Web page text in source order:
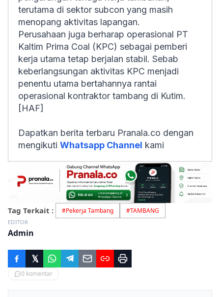
terutama di sektor subcon yang masih
menopang aktivitas lapangan.
Perusahaan juga berharap operasional PT
Kaltim Prima Coal (KPC) sebagai pemberi
kerja utama tetap berjalan stabil. Sebab
keberlangsungan aktivitas KPC menjadi
penentu utama bertahannya rantai
operasional kontraktor tambang di Kutim.
[HAF]
Dapatkan berita terbaru Pranala.co dengan
mengikuti Whatsapp Channel kami
Tag Terkait : #Pekerja Tambang #TAMBANG
EDITOR
Admin
0 komentar